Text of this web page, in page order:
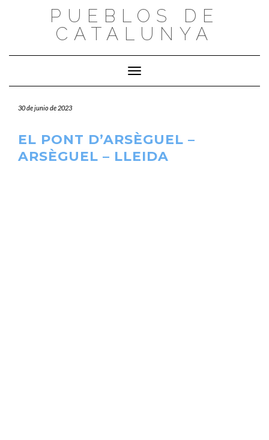
PUEBLOS DE
CATALUNYA
Cambiar modo de navegación
30 de junio de 2023
EL PONT D’ARSÈGUEL –
ARSÈGUEL – LLEIDA